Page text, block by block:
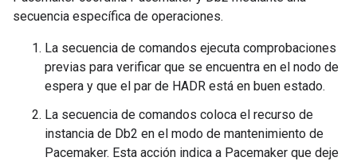
secuencia específica de operaciones.
La secuencia de comandos ejecuta comprobaciones
previas para verificar que se encuentra en el nodo de
espera y que el par de HADR está en buen estado.
La secuencia de comandos coloca el recurso de
instancia de Db2 en el modo de mantenimiento de
Pacemaker. Esta acción indica a Pacemaker que deje